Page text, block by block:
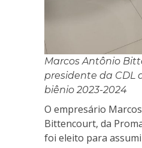
Marcos Antônio
presidente da CDL
biênio 2023-2024
O empresário
Bittencourt, da
foi eleito para